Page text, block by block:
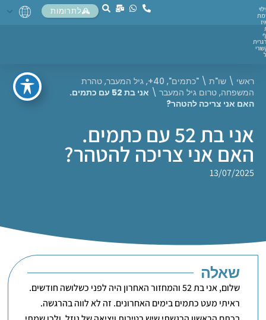
לתרומות
ראשי \ שו"ת \ "כתמים",
40+
, גיל המעבר, טהרת
המשפחה, טרום גיל המעבר \
אני בת 52 עם כתמים.
האם אני צריכה להטהר?
אני בת 52 עם כתמים.
האם אני צריכה להטהר?
13/07/2025
שאלה
שלום, אני בת 52 והמחזור האחרון היה לפני כשלושה חודשים.
ראיתי מעט כתמים בימים האחרונים. זה לא לווה בהרגשה.